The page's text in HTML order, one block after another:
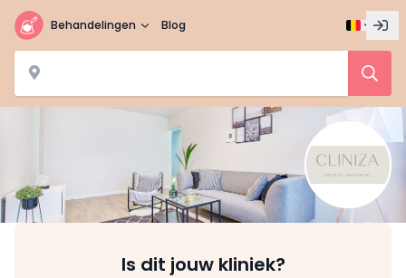
Behandelingen Blog
Is dit jouw kliniek?